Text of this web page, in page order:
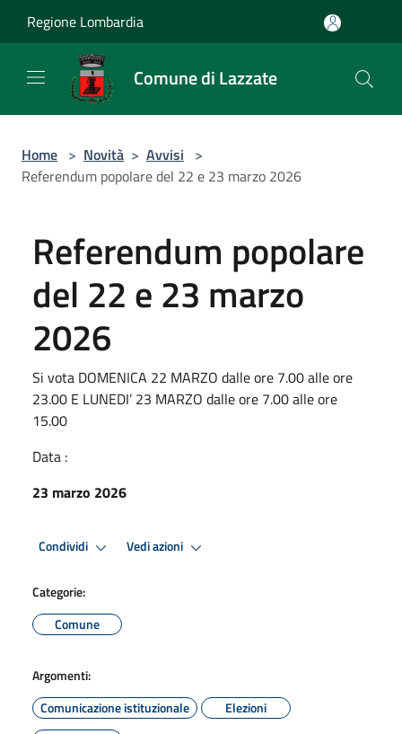
Regione Lombardia
Comune di Lazzate
Home > Novità > Avvisi >
Referendum popolare del 22 e 23 marzo 2026
Referendum popolare
del 22 e 23 marzo
2026
Si vota DOMENICA 22 MARZO dalle ore 7.00 alle ore
23.00 E LUNEDI’ 23 MARZO dalle ore 7.00 alle ore
15.00
Data :
23 marzo 2026
Condividi Vedi azioni
Categorie:
Comune
Argomenti:
Comunicazione istituzionale
Elezioni